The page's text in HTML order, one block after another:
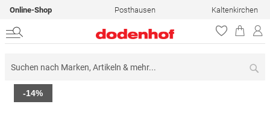
Online-Shop Posthausen Kaltenkirchen
Zum
Ende
-14%